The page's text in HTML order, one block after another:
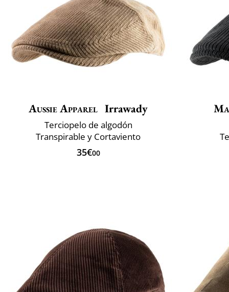
Aussie Apparel Irrawady
Terciopelo de algodón
Transpirable y Cortaviento
35€00